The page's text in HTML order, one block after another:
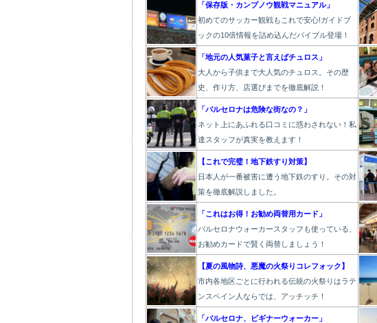
「保存版・カンプノウ観戦マニュアル」
初めてのサッカー観戦もこれで安心!ガイドブ
ックの10倍情報を詰め込んだバイブル登場！
「地元の人気菓子と言えばチュロス」
大人から子供まで大人気のチュロス。その歴
史、作り方、店選びまでを徹底解説！
「バルセロナは危険な街なの？」
ネット上にあふれる口コミに惑わされない！私
達スタッフが真実を教えます！
【これで完璧！地下鉄すり対策】
日本人が一番被害に遭う地下鉄のすり。その対
策を徹底解説しました。
「これはお得！お勧め両替用カード」
バルセロナウォーカースタッフも使っている、
お勧めカードで賢く両替しましょう！
【夏の風物詩、悪魔の火祭りコレフォック】
市内各地区ごとに行われる伝統の火祭りはラテ
ンスペイン人ならでは、アッチッチ！
「バルセロナ、ビギナーウォーカー」